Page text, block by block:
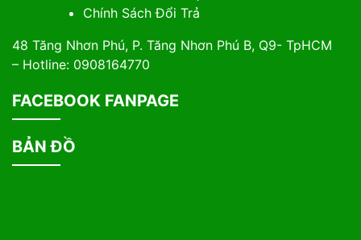
Chính Sách Đổi Trả
48 Tăng Nhơn Phú, P. Tăng Nhơn Phú B, Q9- TpHCM
– Hotline: 0908164770
FACEBOOK FANPAGE
BẢN ĐỒ